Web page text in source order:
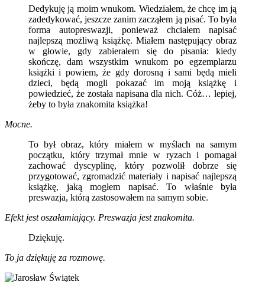
Dedykuję ją moim wnukom. Wiedziałem, że chcę im ją
zadedykować, jeszcze zanim zacząłem ją pisać. To była
forma autopreswazji, ponieważ chciałem napisać
najlepszą możliwą książkę. Miałem następujący obraz
w głowie, gdy zabierałem się do pisania: kiedy
skończę, dam wszystkim wnukom po egzemplarzu
książki i powiem, że gdy dorosną i sami będą mieli
dzieci, będą mogli pokazać im moją książkę i
powiedzieć, że została napisana dla nich. Cóż… lepiej,
żeby to była znakomita książka!
Mocne.
To był obraz, który miałem w myślach na samym
początku, który trzymał mnie w ryzach i pomagał
zachować dyscyplinę, który pozwolił dobrze się
przygotować, zgromadzić materiały i napisać najlepszą
książkę, jaką mogłem napisać. To właśnie była
preswazja, którą zastosowałem na samym sobie.
Efekt jest oszałamiający. Preswazja jest znakomita.
Dziękuję.
To ja dziękuję za rozmowę.